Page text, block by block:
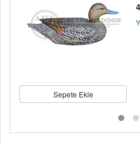
Sepete Ekle